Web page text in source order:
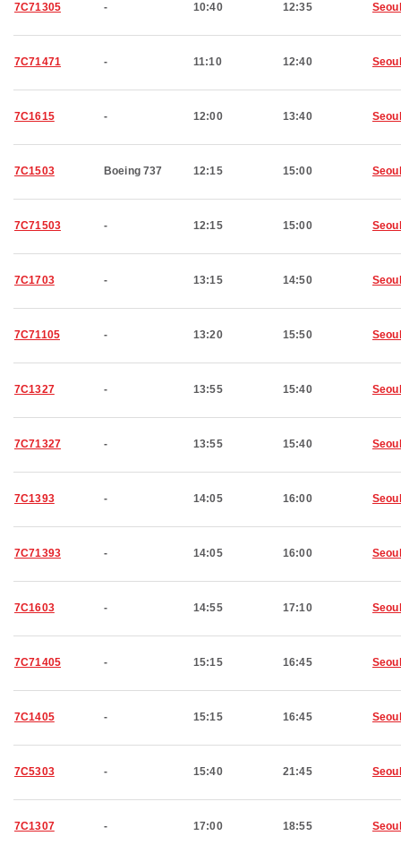
7C71305 - 10:40 12:35 Seoul
7C71471 - 11:10 12:40 Seoul
7C1615 - 12:00 13:40 Seoul
7C1503 Boeing 737 12:15 15:00 Seoul
7C71503 - 12:15 15:00 Seoul
7C1703 - 13:15 14:50 Seoul
7C71105 - 13:20 15:50 Seoul
7C1327 - 13:55 15:40 Seoul
7C71327 - 13:55 15:40 Seoul
7C1393 - 14:05 16:00 Seoul
7C71393 - 14:05 16:00 Seoul
7C1603 - 14:55 17:10 Seoul
7C71405 - 15:15 16:45 Seoul
7C1405 - 15:15 16:45 Seoul
7C5303 - 15:40 21:45 Seoul
7C1307 - 17:00 18:55 Seoul